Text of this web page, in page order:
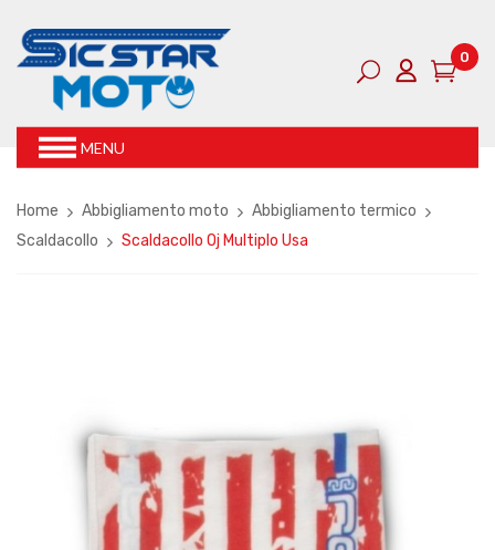
0
MENU
Home Abbigliamento moto
Abbigliamento termico
Scaldacollo
Scaldacollo Oj Multiplo Usa